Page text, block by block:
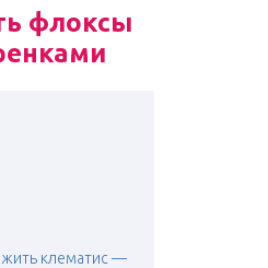
флоксы
клематис —